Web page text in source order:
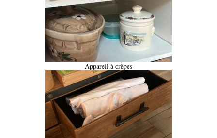
Appareil à crêpes